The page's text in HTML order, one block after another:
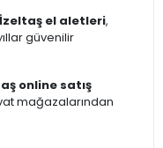
İzeltaş el aletleri,
güvenilir
online satış
mağazalarından